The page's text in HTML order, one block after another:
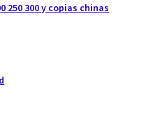
250 300 y copias chinas